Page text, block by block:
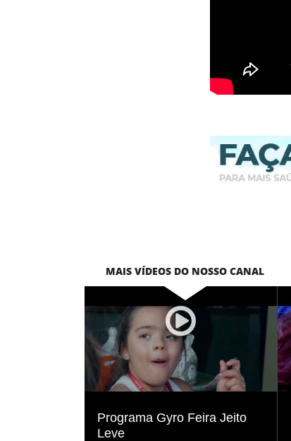
MAIS VÍDEOS DO NOSSO CANAL
Programa Gyro Feira Jeito
Leve
Visualizar